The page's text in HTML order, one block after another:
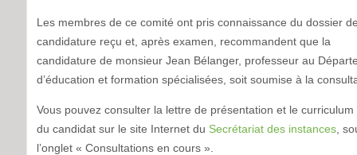
Les membres de ce comité ont pris connaissance du dossier
candidature reçu et, après examen, recommandent que la
candidature de monsieur Jean Bélanger, professeur au
d’éducation et formation spécialisées, soit soumise à la
Vous pouvez consulter la lettre de présentation et le
du candidat sur le site Internet du Secrétariat des instances ,
l’onglet « Consultations en cours ».